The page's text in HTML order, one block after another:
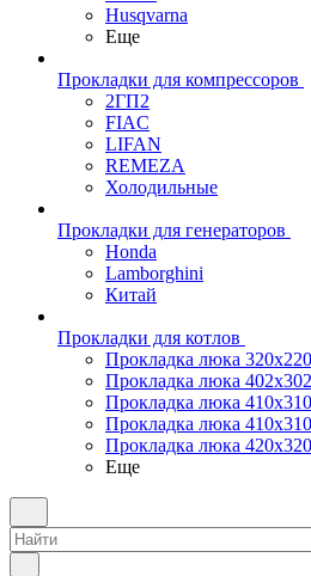
Husqvarna
Еще
Прокладки для компрессоров
2ГП2
FIAC
LIFAN
REMEZA
Холодильные
Прокладки для генераторов
Honda
Lamborghini
Китай
Прокладки для котлов
Прокладка люка
Прокладка люка
Прокладка люка
Прокладка люка
Прокладка люка
Еще